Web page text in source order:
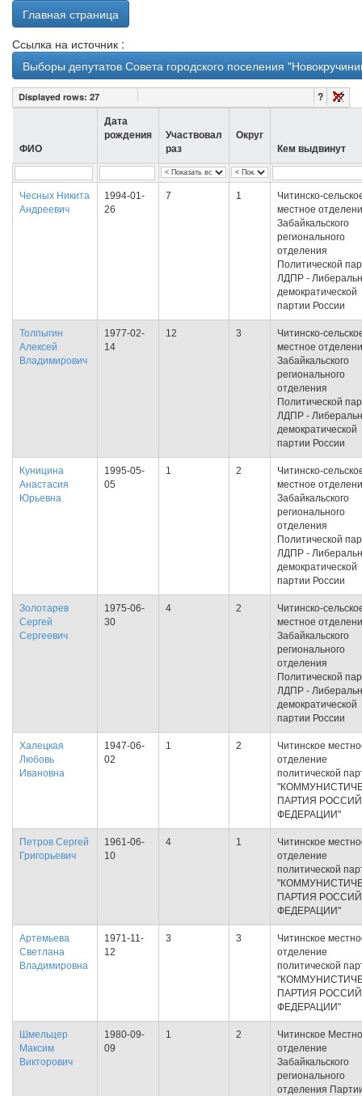
Главная страница
Ссылка на источник :
Выборы депутатов Совета городского поселения
Displayed rows: 27 ?
ФИО
Дата
рождения
Участвовал
раз
Округ
Кем выдвинут
Чесных Никита
Андреевич
1994-01-
26
7 1
Читинско-
местное
Забайкальского
регионального
отделения
Политической
ЛДПР -
демократической
партии России
Толпыгин
Алексей
Владимирович
1977-02-
14
12 3
Читинско-
местное
Забайкальского
регионального
отделения
Политической
ЛДПР -
демократической
партии России
Куницина
Анастасия
Юрьевна
1995-05-
05
1 2
Читинско-
местное
Забайкальского
регионального
отделения
Политической
ЛДПР -
демократической
партии России
Золотарев
Сергей
Сергеевич
1975-06-
30
4 2
Читинско-
местное
Забайкальского
регионального
отделения
Политической
ЛДПР -
демократической
партии России
Халецкая
Любовь
Ивановна
1947-06-
02
1 2
Читинское
отделение
политической
ПАРТИЯ
ФЕДЕРАЦИИ"
Петров Сергей
Григорьевич
1961-06-
10
4 1
Читинское
отделение
политической
ПАРТИЯ
ФЕДЕРАЦИИ"
Артемьева
Светлана
Владимировна
1971-11-
12
3 3
Читинское
отделение
политической
ПАРТИЯ
ФЕДЕРАЦИИ"
Шмельцер
Максим
Викторович
1980-09-
09
1 2
Читинское
отделение
Забайкальского
регионального
отделения